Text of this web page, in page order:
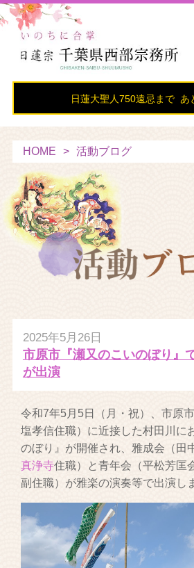
日蓮大聖人750遠忌まで あ
HOME 活動ブログ
2025年5月26日
市原市『瀬又のこいのぼり』
が出演
令和7年5月5日（月・祝）、市原
塩孝信住職）に近接した村田川に
のぼり』が開催され、雅成会（田
真浄寺住職）と青年会（平松芳匡
副住職）が雅楽の演奏等で出演し